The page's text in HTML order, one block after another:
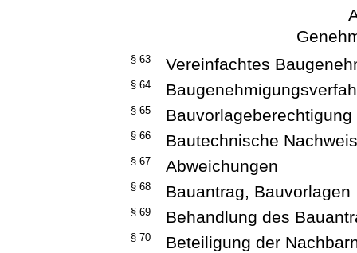
§ 63 Vereinfachtes
§ 64
§ 65 Bauvorlageberechtigung
§ 66 Bautechnische
§ 67 Abweichungen
§ 68 Bauantrag, Bauvorlagen
§ 69 Behandlung des
§ 70 Beteiligung der